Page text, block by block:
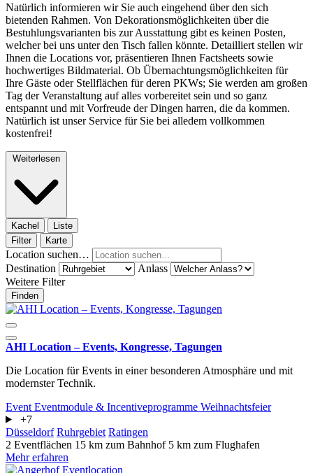
Natürlich informieren wir Sie auch eingehend über den sich
bietenden Rahmen. Von Dekorationsmöglichkeiten über die
Bestuhlungsvarianten bis zur Ausstattung gibt es keinen Posten,
welcher bei uns unter den Tisch fallen könnte. Detailliert stellen wir
Ihnen die Locations vor, präsentieren Ihnen Factsheets sowie
hochwertiges Bildmaterial. Ob Übernachtungsmöglichkeiten für
Ihre Gäste oder Stellflächen für deren PKWs; Sie werden am großen
Tag der Veranstaltung auf alles vorbereitet sein und so ganz
entspannt und mit Vorfreude der Dingen harren, die da kommen.
Natürlich ist unser Service für Sie bei alledem vollkommen
kostenfrei!
Weiterlesen
Kachel
Liste
Filter
Karte
Location suchen…
Destination
Anlass
Weitere Filter
Finden
AHI Location – Events, Kongresse, Tagungen
Die Location für Events in einer besonderen Atmosphäre und mit
modernster Technik.
Event Eventmodule & Incentiveprogramme Weihnachtsfeier
+7
Düsseldorf Ruhrgebiet Ratingen
2 Eventflächen 15 km zum Bahnhof 5 km zum Flughafen
Mehr erfahren